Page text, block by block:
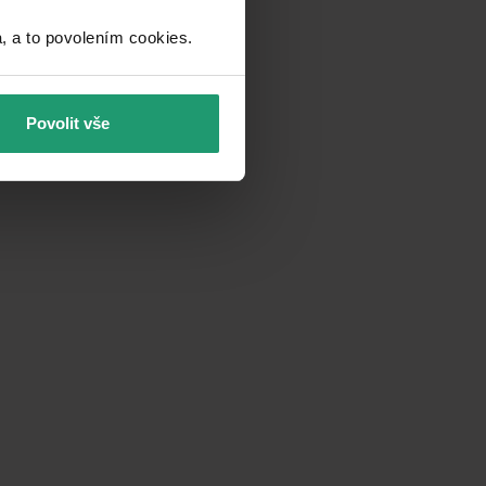
a to povolením cookies.​
Povolit vše